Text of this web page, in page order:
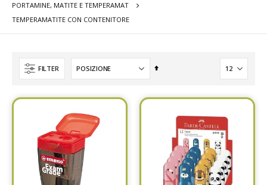
PORTAMINE, MATITE E TEMPERAMAT
TEMPERAMATITE CON CONTENITORE
FILTER
Set